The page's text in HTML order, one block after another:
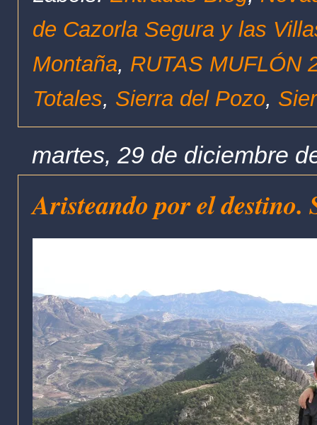
de Cazorla Segura y las
Montaña, RUTAS MUFLÓN
Totales, Sierra del Pozo,
martes, 29 de diciembre
Aristeando por el